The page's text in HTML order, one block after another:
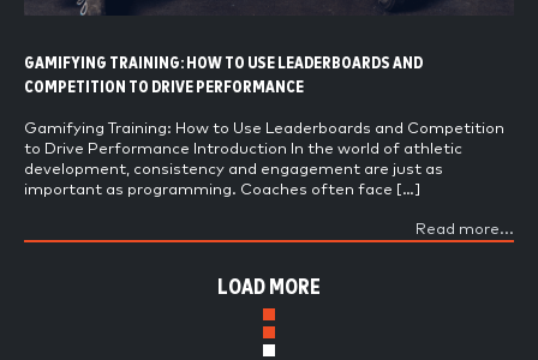
GAMIFYING TRAINING: HOW TO USE LEADERBOARDS AND
COMPETITION TO DRIVE PERFORMANCE
Gamifying Training: How to Use Leaderboards and Competition
to Drive Performance Introduction In the world of athletic
development, consistency and engagement are just as
important as programming. Coaches often face […]
Read more...
LOAD MORE